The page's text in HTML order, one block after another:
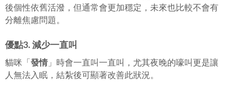
後個性依舊活潑，但通常會更加穩定，未來也比較不會有
分離焦慮問題。
優點3. 減少一直叫
貓咪「 發情 」時會一直叫一直叫，尤其夜晚的嚎叫更是讓
人無法入眠，結紮後可顯著改善此狀況。